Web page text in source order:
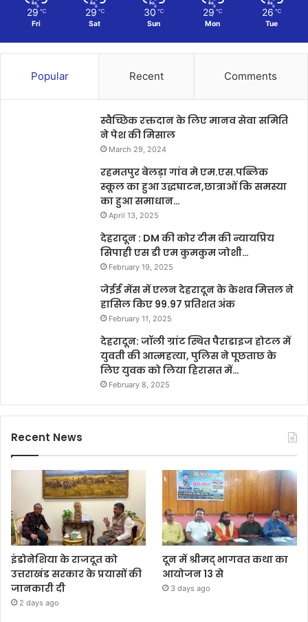
29 ℃
Fri
29 ℃
Sat
30 ℃
Sun
29 ℃
Mon
26 ℃
Tue
Popular Recent Comments
स्वैच्छिक रक्तदान के लिए मानव सेवा समिति
ने पेश की मिसाल
March 29, 2024
रहमतपुर बेलड़ा गांव मे एम.एस.पब्लिक
स्कूल का हुआ उद्धघाटन,छात्राओं कि समस्या
का हुआ समाधान…
April 13, 2025
देहरादून : DM की कोर टीम की न्यायप्रिय
सिपाही एस डी एम कुमकुम जोशी…
February 19, 2025
जेईई मेंस में एलन देहरादून के केशव मित्तल ने
हासिल किए 99.97 प्रतिशत अंक
February 11, 2025
देहरादून: जॉली ग्रांट स्थित पैराडाइज होटल में
युवती की आत्महत्या, पुलिस ने पूछताछ के
लिए युवक को लिया हिरासत में…
February 8, 2025
Recent News
इंडोनेशिया के राजदूत को
उत्तराखंड सरकार के प्रयासों की
जानकारी दी
2 days ago
दून में श्रीमद् भागवत कथा का
आयोजन 13 से
3 days ago